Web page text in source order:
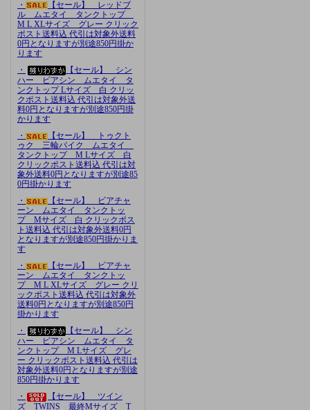
・
【セール】 レッドブ
ル ムエタイ タンクトップ
M L XLサイズ グレー クリック
ポスト送料込 代引は対象外送料
0円となりますが別途850円掛か
ります
・
【セール】 シン
ハー ビアシン ムエタイ タ
ンクトップ Lサイズ 白 クリッ
クポスト送料込 代引は対象外送
料0円となりますが別途850円掛
かります
・
【セール】 トゥクト
ゥク 三輪バイク ムエタイ
タンクトップ M Lサイズ 白
クリックポスト送料込 代引は対
象外送料0円となりますが別途85
0円掛かります
・
【セール】 ビアチャ
ーン ムエタイ タンクトッ
プ Mサイズ 白 クリックポス
ト送料込 代引は対象外送料0円
となりますが別途850円掛かりま
す
・
【セール】 ビアチャ
ーン ムエタイ タンクトッ
プ M L XLサイズ グレー クリ
ックポスト送料込 代引は対象外
送料0円となりますが別途850円
掛かります
・
【セール】 シン
ハー ビアシン ムエタイ タ
ンクトップ M Lサイズ グレ
ー クリックポスト送料込 代引は
対象外送料0円となりますが別途
850円掛かります
・
【セール】 ツイン
ズ TWINS 最終Mサイズ T